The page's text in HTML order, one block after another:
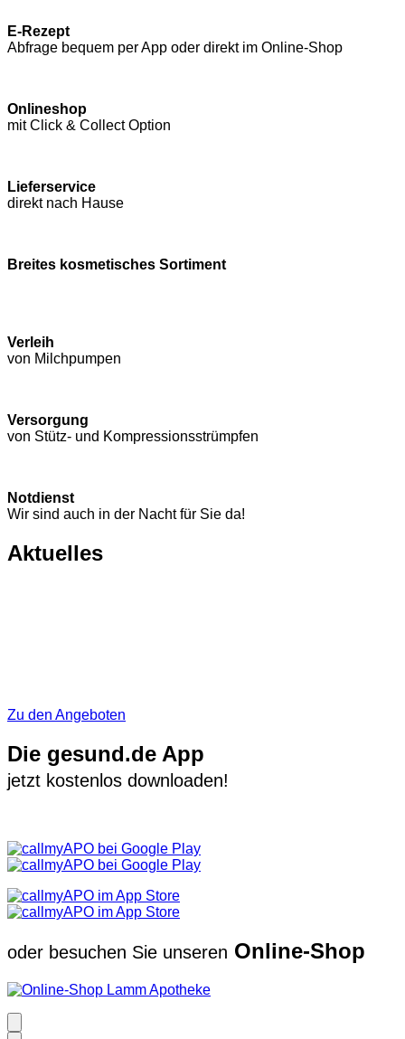
E-Rezept
Abfrage bequem per App oder direkt im Online-Shop
Onlineshop
mit Click & Collect Option
Lieferservice
direkt nach Hause
Breites kosmetisches Sortiment
Verleih
von Milchpumpen
Versorgung
von Stütz- und Kompressions­strümpfen
Notdienst
Wir sind auch in der Nacht für Sie da!
Aktuelles
Zu den Angeboten
Die gesund.de App
jetzt kostenlos downloaden!
oder besuchen Sie unseren Online-Shop